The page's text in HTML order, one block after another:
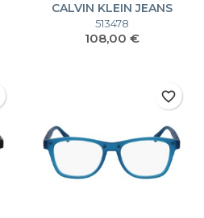
CALVIN KLEIN JEANS
CKJ23643MAG-SET
513478
Prezzo
108,00 €
favorite_border